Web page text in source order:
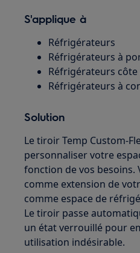
S'applique à
Réfrigérateurs
Réfrigérateurs à
Réfrigérateurs côte
Réfrigérateurs à
Solution
Le tiroir Temp Custom-
personnaliser votre
fonction de vos besoins.
comme extension de
comme espace de
Le tiroir passe
un état verrouillé pour
utilisation indésirable.